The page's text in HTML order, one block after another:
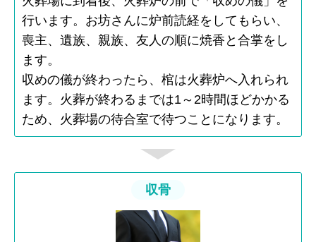
行います。お坊さんに炉前読経をしてもらい、
喪主、遺族、親族、友人の順に焼香と合掌をし
ます。
収めの儀が終わったら、棺は火葬炉へ入れられ
ます。火葬が終わるまでは1～2時間ほどかかる
ため、火葬場の待合室で待つことになります。
収骨